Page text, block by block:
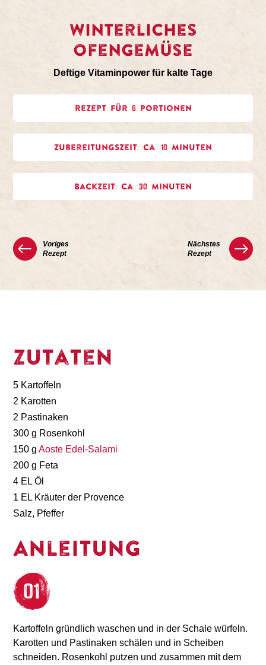
Winterliches
Ofengemüse
Deftige Vitaminpower für kalte Tage
Rezept für 6 Portionen
Zubereitungszeit: ca. 10 Minuten
Backzeit: ca. 30 Minuten
Nächstes
Rezept
Voriges
Rezept
Zutaten
5 Kartoffeln
2 Karotten
2 Pastinaken
300 g Rosenkohl
150 gAoste Edel-Salami
200 g Feta
4 EL Öl
1 EL Kräuter der Provence
Salz, Pfeffer
Anleitung
Kartoffeln gründlich waschen und in der Schale würfeln.
Karotten und Pastinaken schälen und in Scheiben
schneiden. Rosenkohl putzen und zusammen mit dem